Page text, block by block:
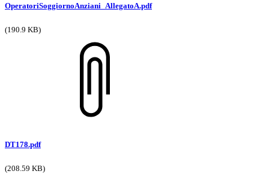
OperatoriSoggiornoAnziani_AllegatoA.pdf
(190.9 KB)
DT178.pdf
(208.59 KB)